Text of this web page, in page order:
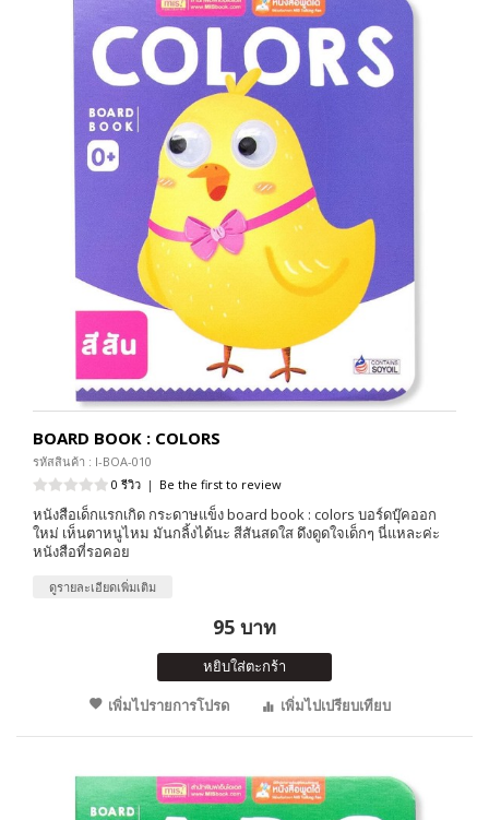
BOARD BOOK : COLORS
รหัสสินค้า : I-BOA-010
0 รีวิว | Be the first to review
หนังสือเด็กแรกเกิด กระดาษแข็ง board book : colors บอร์ดบุ๊คออก
ใหม่ เห็นตาหนูไหม มันกลิ้งได้นะ สีสันสดใส ดึงดูดใจเด็กๆ นี่แหละค่ะ
หนังสือที่รอคอย
ดูรายละเอียดเพิ่มเติม
95 บาท
หยิบใส่ตะกร้า
เพิ่มไปรายการโปรด
เพิ่มไปเปรียบเทียบ